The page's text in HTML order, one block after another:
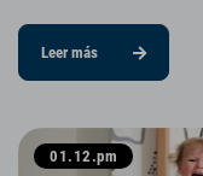
Leer más
01.12.pm